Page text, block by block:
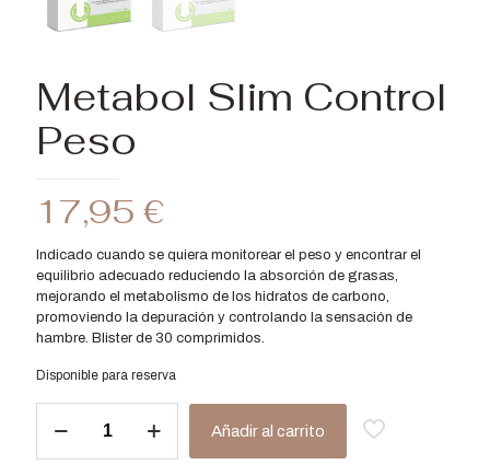
Metabol Slim Control
Peso
17,95 €
Indicado cuando se quiera monitorear el peso y encontrar el
equilibrio adecuado reduciendo la absorción de grasas,
mejorando el metabolismo de los hidratos de carbono,
promoviendo la depuración y controlando la sensación de
hambre. Blister de 30 comprimidos.
Disponible para reserva
Slim
Añadir al carrito